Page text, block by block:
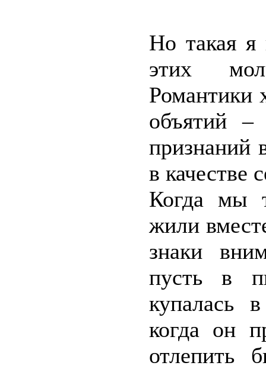
Но такая я
этих
Романтики
объятий
признаний
в качестве
Когда мы
жили
знаки
пусть в
купалась
когда он
отлепить